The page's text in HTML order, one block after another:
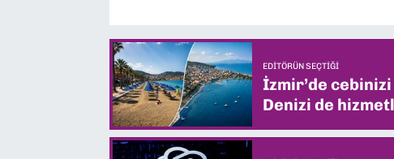
EDITÖRÜN SEÇTIĞI
İzmir’de
Denizi de